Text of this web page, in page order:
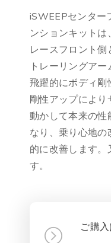
iSWEEPセンター
ンションキット
レースフロント
トレーリングア
飛躍的にボディ剛
剛性アップにより
動かして本来の性
なり、乗り心地
的に改善します。
す。
ご購